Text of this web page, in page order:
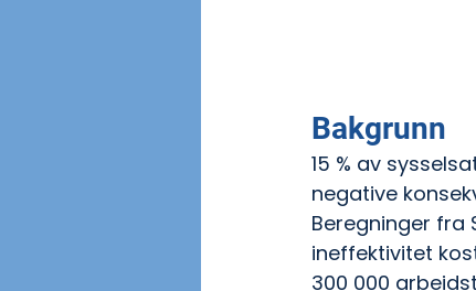
Bakgrunn
15 % av
negative
Beregninger
ineffektivitet
300 000